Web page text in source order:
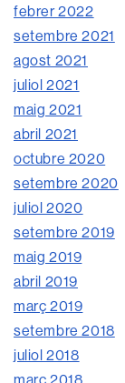
febrer 2022
setembre 2021
agost 2021
juliol 2021
maig 2021
abril 2021
octubre 2020
setembre 2020
juliol 2020
setembre 2019
maig 2019
abril 2019
març 2019
setembre 2018
juliol 2018
març 2018